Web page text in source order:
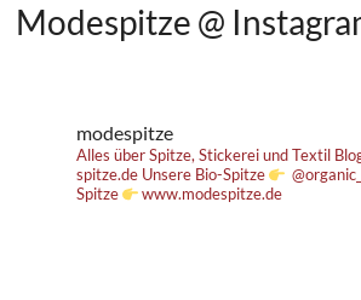
Modespitze @
modespitze
Alles über Spitze, Stickerei und Textil
spitze.de Unsere Bio-Spitze
Spitze
www.modespitze.de